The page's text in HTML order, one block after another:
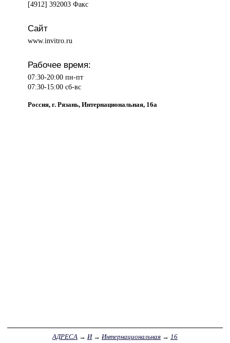
[4912] 392003 Факс
Сайт
www.invitro.ru
Рабочее время:
07:30-20:00 пн-пт
07:30-15:00 сб-вс
Россия, г. Рязань, Интернациональная, 16а
АДРЕСА → И→ Интернациональная → 16